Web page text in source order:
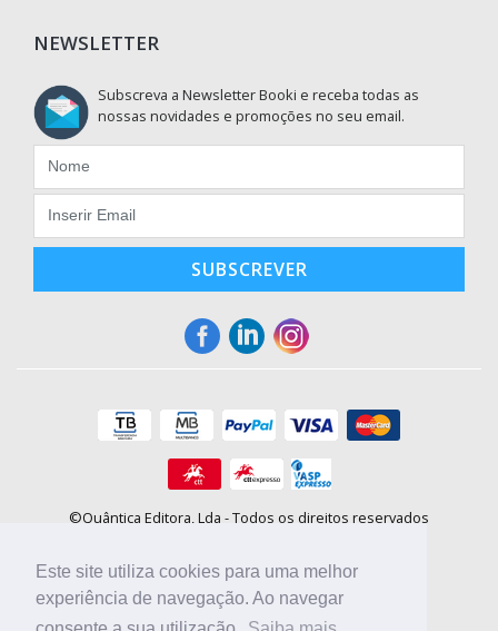
Este site utiliza cookies para uma melhor
experiência de navegação. Ao navegar
NEWSLETTER
Subscreva a Newsletter Booki e receba todas as
nossas novidades e promoções no seu email.
SUBSCREVER
©Quântica Editora, Lda - Todos os direitos reservados
E-mail: info@booki.pt
Tel.: +351 220 104 872(custo de chamada para a rede fixa